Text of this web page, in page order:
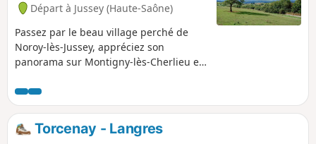
Départ à Jussey (Haute-Saône)
Passez par le beau village perché de
Noroy-lès-Jussey, appréciez son
panorama sur Montigny-lès-Cherlieu et
anciens chemins de vigne qui longent
des prés et des vergers. Profitez d une
belle balade sous les frondaisons qui
couvrent le Mont de Noroy. Vous y
Torcenay - Langres